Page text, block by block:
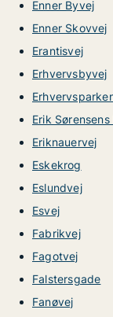
Enner Byvej
Enner Skovvej
Erantisvej
Erhvervsbyvej
Erik
Eriknauervej
Eskekrog
Eslundvej
Esvej
Fabrikvej
Fagotvej
Falstersgade
Fanøvej